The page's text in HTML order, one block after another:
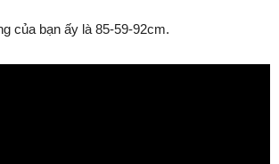
của bạn ấy là 85-59-92cm.